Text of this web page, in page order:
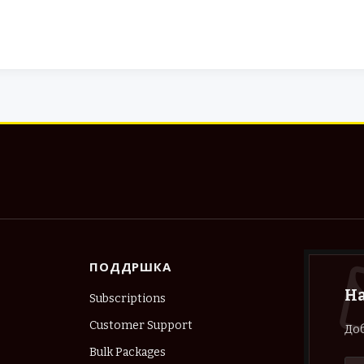
ПОДДРШКА
Subscriptions
Customer Support
Bulk Packages